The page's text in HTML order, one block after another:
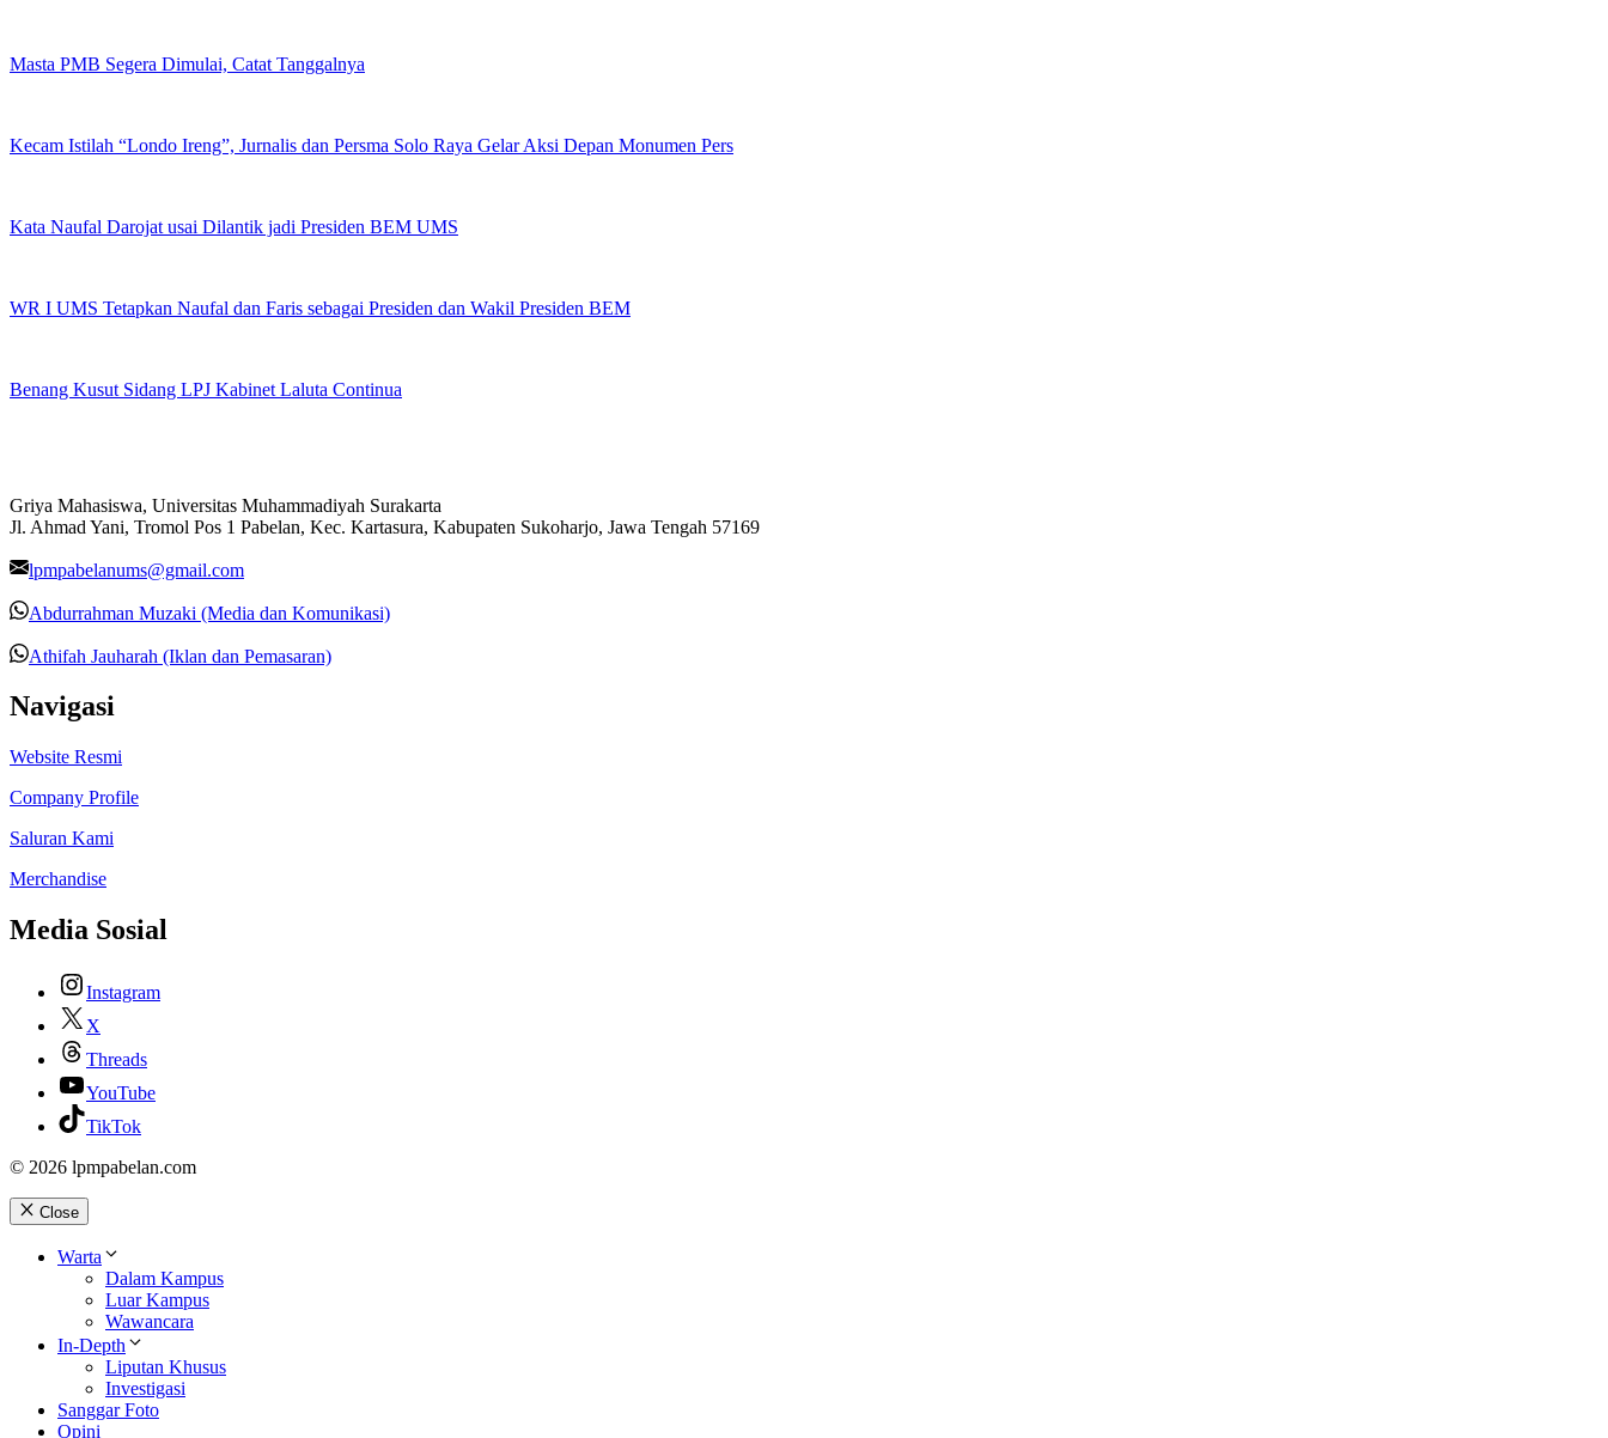
Masta PMB Segera Dimulai, Catat Tanggalnya
Kecam Istilah “Londo Ireng”, Jurnalis dan Persma Solo Raya Gelar Aksi Depan Monumen Pers
Kata Naufal Darojat usai Dilantik jadi Presiden BEM UMS
WR I UMS Tetapkan Naufal dan Faris sebagai Presiden dan Wakil Presiden BEM
Benang Kusut Sidang LPJ Kabinet Laluta Continua
Griya Mahasiswa, Universitas Muhammadiyah Surakarta
Jl. Ahmad Yani, Tromol Pos 1 Pabelan, Kec. Kartasura, Kabupaten Sukoharjo, Jawa Tengah 57169
lpmpabelanums@gmail.com
Abdurrahman Muzaki (Media dan Komunikasi)
Athifah Jauharah (Iklan dan Pemasaran)
Navigasi
Website Resmi
Company Profile
Saluran Kami
Merchandise
Media Sosial
Instagram
X
Threads
YouTube
TikTok
© 2026 lpmpabelan.com
Close
Warta
Dalam Kampus
Luar Kampus
Wawancara
In-Depth
Liputan Khusus
Investigasi
Sanggar Foto
Opini